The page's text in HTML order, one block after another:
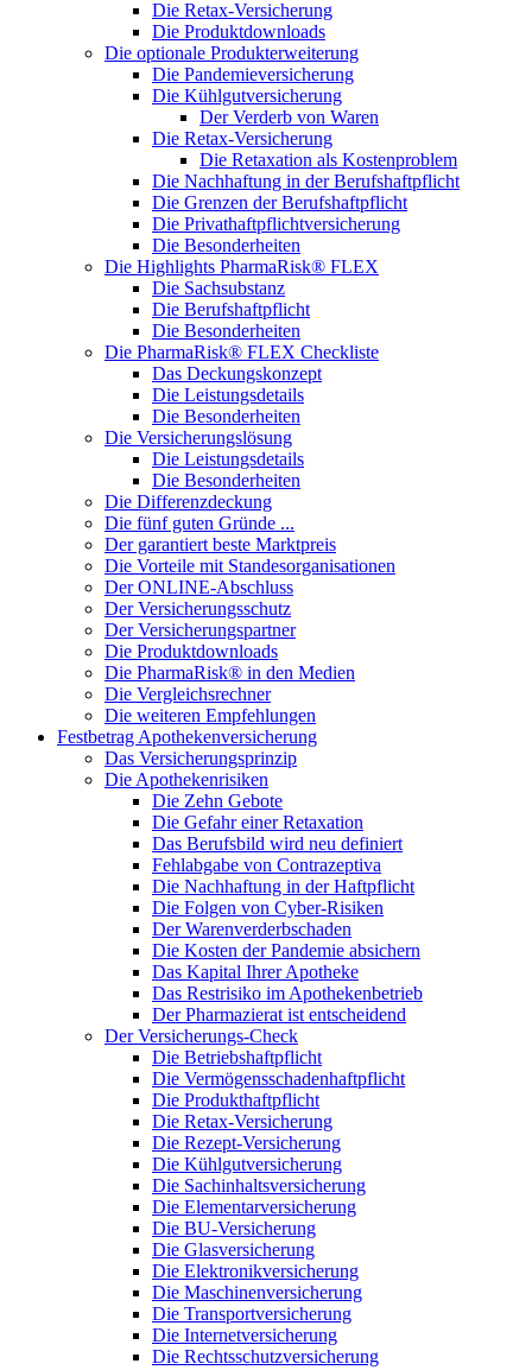
Die Retax-Versicherung
Die Produktdownloads
Die optionale Produkterweiterung
Die Pandemieversicherung
Die Kühlgutversicherung
Der Verderb von Waren
Die Retax-Versicherung
Die Retaxation als Kostenproblem
Die Nachhaftung in der Berufshaftpflicht
Die Grenzen der Berufshaftpflicht
Die Privathaftpflichtversicherung
Die Besonderheiten
Die Highlights PharmaRisk® FLEX
Die Sachsubstanz
Die Berufshaftpflicht
Die Besonderheiten
Die PharmaRisk® FLEX Checkliste
Das Deckungskonzept
Die Leistungsdetails
Die Besonderheiten
Die Versicherungslösung
Die Leistungsdetails
Die Besonderheiten
Die Differenzdeckung
Die fünf guten Gründe ...
Der garantiert beste Marktpreis
Die Vorteile mit Standesorganisationen
Der ONLINE-Abschluss
Der Versicherungsschutz
Der Versicherungspartner
Die Produktdownloads
Die PharmaRisk® in den Medien
Die Vergleichsrechner
Die weiteren Empfehlungen
Festbetrag Apothekenversicherung
Das Versicherungsprinzip
Die Apothekenrisiken
Die Zehn Gebote
Die Gefahr einer Retaxation
Das Berufsbild wird neu definiert
Fehlabgabe von Contrazeptiva
Die Nachhaftung in der Haftpflicht
Die Folgen von Cyber-Risiken
Der Warenverderbschaden
Die Kosten der Pandemie absichern
Das Kapital Ihrer Apotheke
Das Restrisiko im Apothekenbetrieb
Der Pharmazierat ist entscheidend
Der Versicherungs-Check
Die Betriebshaftpflicht
Die Vermögensschadenhaftpflicht
Die Produkthaftpflicht
Die Retax-Versicherung
Die Rezept-Versicherung
Die Kühlgutversicherung
Die Sachinhaltsversicherung
Die Elementarversicherung
Die BU-Versicherung
Die Glasversicherung
Die Elektronikversicherung
Die Maschinenversicherung
Die Transportversicherung
Die Internetversicherung
Die Rechtsschutzversicherung